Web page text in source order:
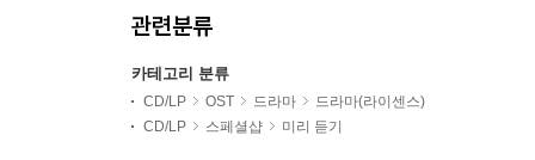
관련분류
카테고리 분류
CD/LP OST 드라마
드라마(라이센스)
CD/LP
스페셜샵 미리 듣기